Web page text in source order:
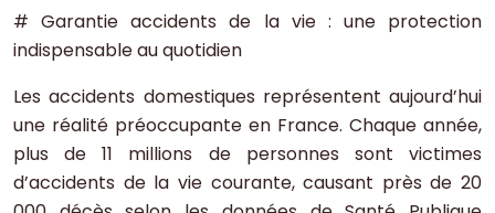
# Garantie accidents de la vie : une protection
indispensable au quotidien
Les accidents domestiques représentent aujourd’hui
une réalité préoccupante en France. Chaque année,
plus de 11 millions de personnes sont victimes
d’accidents de la vie courante, causant près de 20